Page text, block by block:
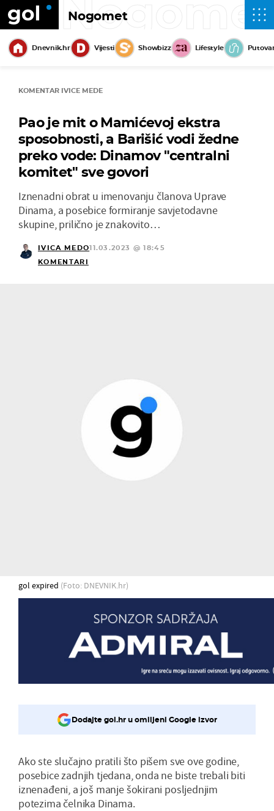
Nogomet
Dnevnik.hr Vijesti Showbizz Lifestyle
KOMENTAR IVICE MEDE
Pao je mit o Mamićevoj ekstra
sposobnosti, a Barišić vodi žedne
preko vode: Dinamov "centralni
komitet" sve govori
Iznenadni obrat u imenovanju članova Uprave
Dinama, a posebice formiranje savjetodavne
skupine, prilično je znakovito…
IVICA MEDO11.03.2023 @ 18:45
KOMENTARI
gol expired (Foto: DNEVNIK.hr)
Dodajte gol.hr u omiljeni Google izvor
Ako ste slučajno pratili što pišem sve ove godine,
posebice zadnjih tjedana, onda ne biste trebali biti
iznenađeni, a još manje šokirani posljednjim
potezima čelnika Dinama.